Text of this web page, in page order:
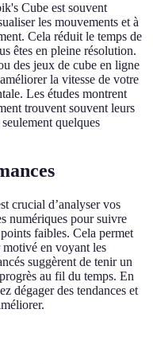
Cube est souvent
les mouvements et à
Cela réduit le temps de
êtes en pleine résolution.
des jeux de cube en ligne
la vitesse de votre
Les études montrent
trouvent souvent leurs
quelques
crucial d’analyser vos
numériques pour suivre
faibles. Cela permet
motivé en voyant les
suggèrent de tenir un
au fil du temps. En
dégager des tendances et